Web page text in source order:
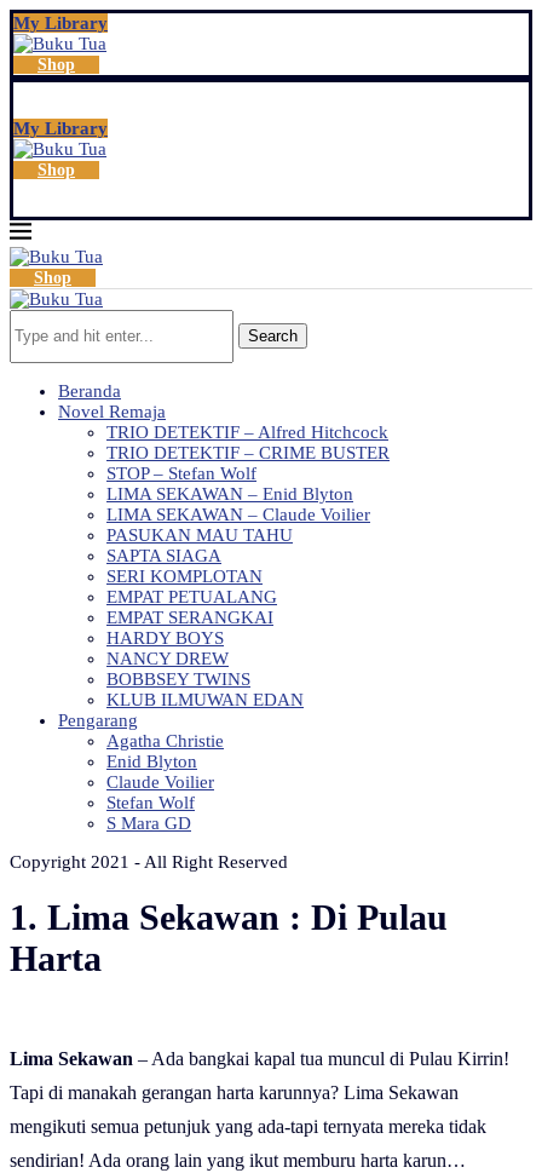
My Library
Shop
My Library
Shop
Shop
Search
Beranda
Novel Remaja
TRIO DETEKTIF – Alfred Hitchcock
TRIO DETEKTIF – CRIME BUSTER
STOP – Stefan Wolf
LIMA SEKAWAN – Enid Blyton
LIMA SEKAWAN – Claude Voilier
PASUKAN MAU TAHU
SAPTA SIAGA
SERI KOMPLOTAN
EMPAT PETUALANG
EMPAT SERANGKAI
HARDY BOYS
NANCY DREW
BOBBSEY TWINS
KLUB ILMUWAN EDAN
Pengarang
Agatha Christie
Enid Blyton
Claude Voilier
Stefan Wolf
S Mara GD
Copyright 2021 - All Right Reserved
1. Lima Sekawan : Di Pulau
Harta
Lima Sekawan – Ada bangkai kapal tua muncul di Pulau Kirrin!
Tapi di manakah gerangan harta karunnya? Lima Sekawan
mengikuti semua petunjuk yang ada-tapi ternyata mereka tidak
sendirian! Ada orang lain yang ikut memburu harta karun…